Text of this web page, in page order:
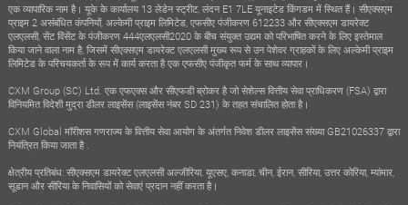
एक व्यापारिक नाम है। यूके के कार्यालय 13 लेडेन स्ट्रीट, लंदन E1 7LE यूनाइटेड किंगडम में स्थित हैं। सीएक्सएम
प्राइम 2 असंबंधित कंपनियों, अल्केमी प्राइम लिमिटेड, एफसीए पंजीकरण 612233 और सीएक्सएम डायरेक्ट
एलएलसी, सेंट विंसेंट के पंजीकरण 444एलएलसी2020 के बीच संयुक्त उद्यम को परिभाषित करने के लिए इस्तेमाल
किया जाने वाला नाम है, जिसमें सीएक्सएम डायरेक्ट एलएलसी मुख्य रूप से उन पेशेवर ग्राहकों के लिए अल्केमी प्राइम
लिमिटेड के परिचयकर्ता के रूप में कार्य करता है एक एफसीए पंजीकृत फर्म के साथ व्यापार।
CXM Group (SC) Ltd. एक एफएक्स और सीएफडी ब्रोकर है जो सेशेल्स वित्तीय सेवा प्राधिकरण (FSA) द्वारा
विनियमित विदेशी मुद्रा डीलर लाइसेंस (लाइसेंस नंबर SD 231) के तहत संचालित होता है।
CXM Global मॉरीशस गणराज्य के वित्तीय सेवा आयोग के अंतर्गत निवेश डीलर लाइसेंस संख्या GB21026337 द्वारा
नियंत्रित किया जाता है .
क्षेत्रीय प्रतिबंध: सीएक्सएम डायरेक्ट एलएलसी अल्जीरिया, यूएसए, कनाडा, चीन, ईरान, सीरिया, उत्तर कोरिया, म्यांमार,
सूडान और सीरिया के निवासियों को सेवाएं प्रदान नहीं करता है।